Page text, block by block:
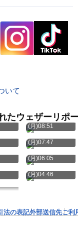
いて
たウェザーリポ
8月10日
(月)08:51
8月10日
(月)07:47
8月10日
(月)06:05
8月10日
(月)04:46
法の表記外部送信先ご利